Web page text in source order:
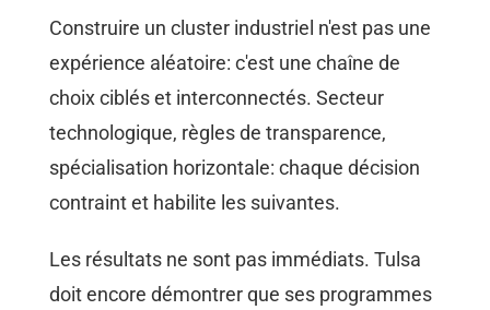
Construire un cluster industriel n'est pas une
expérience aléatoire: c'est une chaîne de
choix ciblés et interconnectés. Secteur
technologique, règles de transparence,
spécialisation horizontale: chaque décision
contraint et habilite les suivantes.
Les résultats ne sont pas immédiats. Tulsa
doit encore démontrer que ses programmes